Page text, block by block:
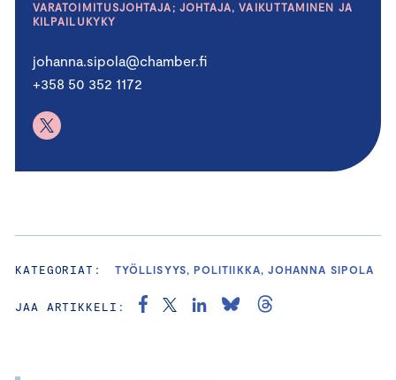
VARATOIMITUSJOHTAJA; JOHTAJA, VAIKUTTAMINEN JA
KILPAILUKYKY
johanna.sipola@chamber.fi
+358 50 352 1172
KATEGORIAT: TYÖLLISYYS, POLITIIKKA, JOHANNA SIPOLA
JAA ARTIKKELI: